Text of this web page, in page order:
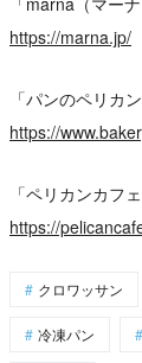
https://marna.jp/
「パンのペリカ
https://
「ペリカンカフ
https://
クロワッサン
冷凍パン